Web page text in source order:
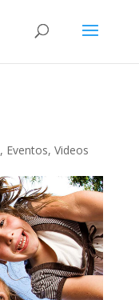
, Eventos, Videos